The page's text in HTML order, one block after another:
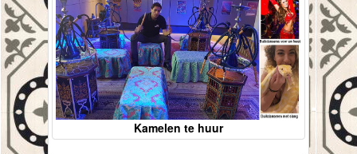
Kamelen te huur